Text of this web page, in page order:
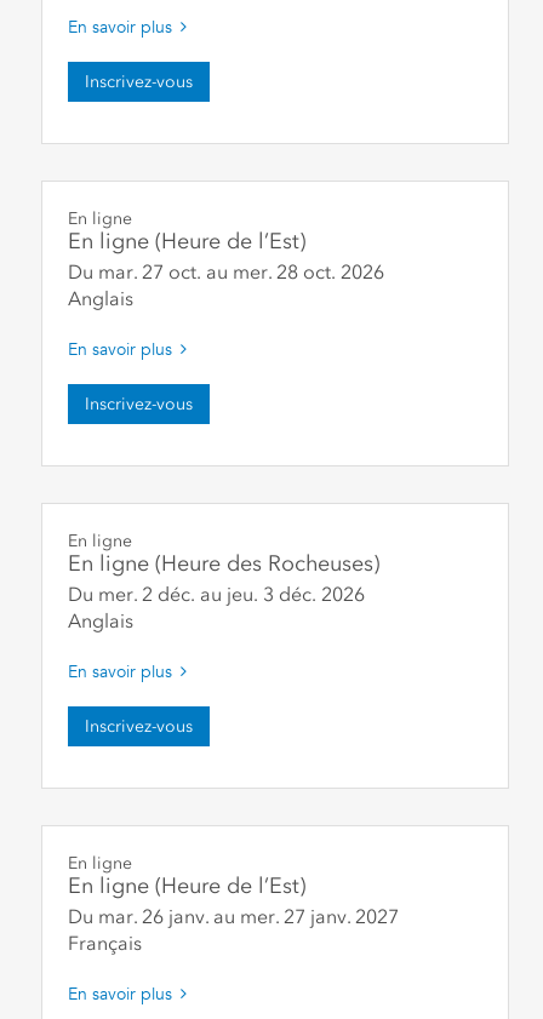
En savoir plus
Inscrivez-vous
En ligne
En ligne (Heure de l’Est)
Du mar. 27 oct. au mer. 28 oct. 2026
Anglais
En savoir plus
Inscrivez-vous
En ligne
En ligne (Heure des Rocheuses)
Du mer. 2 déc. au jeu. 3 déc. 2026
Anglais
En savoir plus
Inscrivez-vous
En ligne
En ligne (Heure de l’Est)
Du mar. 26 janv. au mer. 27 janv. 2027
Français
En savoir plus